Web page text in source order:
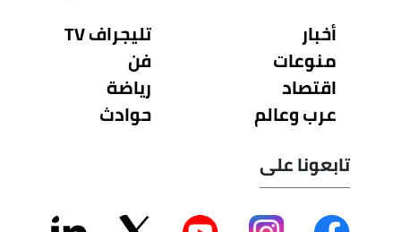
أخبار
منوعات
اقتصاد
عرب وعالم
تليجراف TV
فن
رياضة
حوادث
تابعونا على